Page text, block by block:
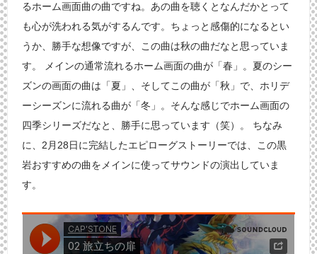
るホーム画面曲の曲ですね。あの曲を聴くとなんだかとって
も心が洗われる気がするんです。ちょっと感傷的になるとい
うか、勝手な想像ですが、この曲は秋の曲だなと思っていま
す。 メインの通常流れるホーム画面の曲が「春」。夏のシー
ズンの画面の曲は「夏」、そしてこの曲が「秋」で、ホリデ
ーシーズンに流れる曲が「冬」。そんな感じでホーム画面の
四季シリーズだなと、勝手に思っています（笑）。 ちなみ
に、2月28日に完結したエピローグストーリーでは、この黒
岩おすすめの曲をメインに使ってサウンドの演出していま
す。